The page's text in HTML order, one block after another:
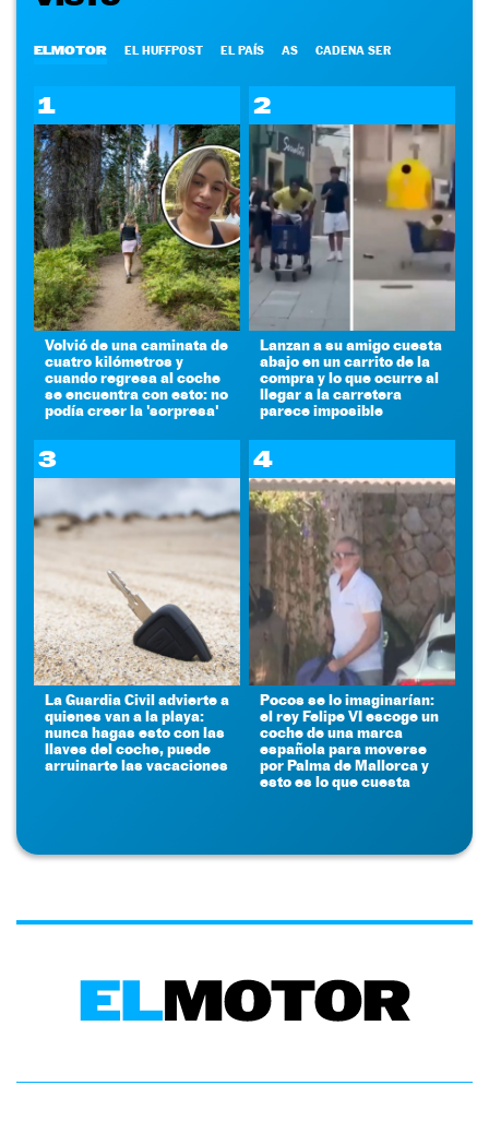
ELMOTOR EL HUFFPOST EL PAÍS AS CADENA SER
1
Volvió de una caminata de
cuatro kilómetros y
cuando regresa al coche
se encuentra con esto: no
podía creer la 'sorpresa'
2
Lanzan a su amigo cuesta
abajo en un carrito de la
compra y lo que ocurre al
llegar a la carretera
parece imposible
3
La Guardia Civil advierte a
quienes van a la playa:
nunca hagas esto con las
llaves del coche, puede
arruinarte las vacaciones
4
Pocos se lo imaginarían:
el rey Felipe VI escoge un
coche de una marca
española para moverse
por Palma de Mallorca y
esto es lo que cuesta